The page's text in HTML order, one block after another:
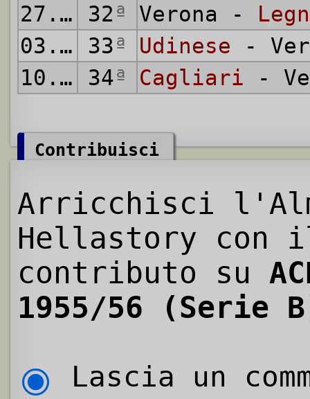
27.05.1956
32ª Verona -
03.06.1956
33ª Udinese -
10.06.1956
34ª Cagliari -
Contribuisci
Arricchisci
Hellastory con
contributo su
1955/56 (Serie
Lascia un